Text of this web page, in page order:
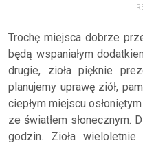
Trochę miejsca dobrze
będą wspaniałym
drugie, zioła pięknie
planujemy uprawę ziół,
ciepłym miejscu
ze światłem słonecznym.
godzin. Zioła